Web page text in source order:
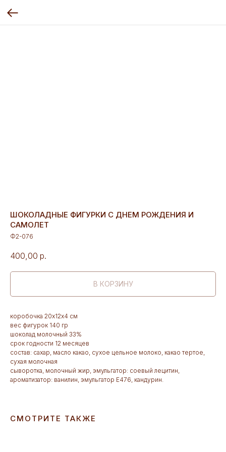
ШОКОЛАДНЫЕ ФИГУРКИ С ДНЕМ РОЖДЕНИЯ И
САМОЛЕТ
Ф2-076
400,00 р.
В КОРЗИНУ
коробочка 20х12х4 см
вес фигурок 140 гр
шоколад молочный 33%
срок годности 12 месяцев
состав: сахар, масло какао, сухое цельное молоко, какао тертое,
сухая молочная
сыворотка, молочный жир, эмульгатор: соевый лецитин,
ароматизатор: ванилин, эмульгатор Е476, кандурин.
СМОТРИТЕ ТАКЖЕ